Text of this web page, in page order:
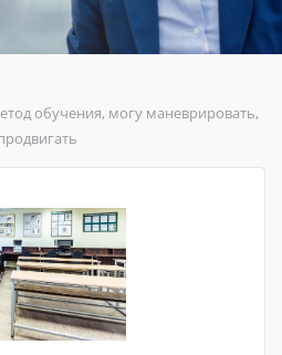
обучения, могу маневрировать,